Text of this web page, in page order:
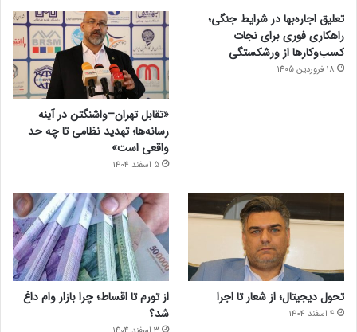
تعلیق اجاره‌بها در شرایط جنگی؛
راهکاری فوری برای نجات
کسب‌وکارها از ورشکستگی
18 فروردین 1405
«تقابل تهران–واشنگتن در آینه
رسانه‌ها؛ تهدید نظامی تا چه حد
واقعی است»
5 اسفند 1404
تحول دیجیتال؛ از شعار تا اجرا
4 اسفند 1404
از تورم تا اقساط؛ چرا بازار وام داغ
شد؟